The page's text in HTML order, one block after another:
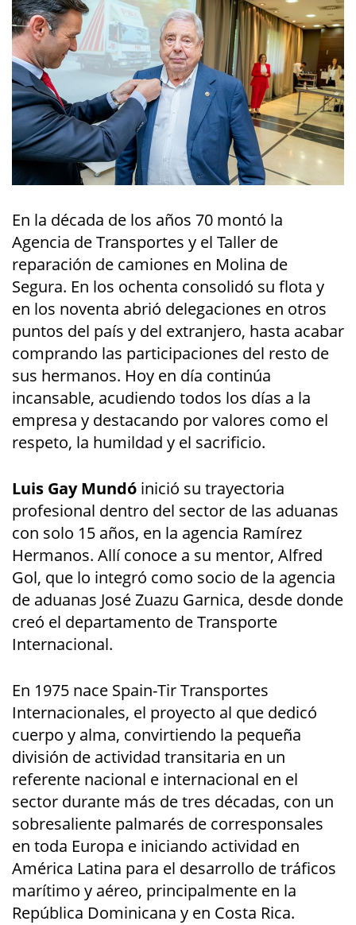
En la década de los años 70 montó la
Agencia de Transportes y el Taller de
reparación de camiones en Molina de
Segura. En los ochenta consolidó su flota y
en los noventa abrió delegaciones en otros
puntos del país y del extranjero, hasta acabar
comprando las participaciones del resto de
sus hermanos. Hoy en día continúa
incansable, acudiendo todos los días a la
empresa y destacando por valores como el
respeto, la humildad y el sacrificio.
Luis Gay Mundó inició su trayectoria
profesional dentro del sector de las aduanas
con solo 15 años, en la agencia Ramírez
Hermanos. Allí conoce a su mentor, Alfred
Gol, que lo integró como socio de la agencia
de aduanas José Zuazu Garnica, desde donde
creó el departamento de Transporte
Internacional.
En 1975 nace Spain-Tir Transportes
Internacionales, el proyecto al que dedicó
cuerpo y alma, convirtiendo la pequeña
división de actividad transitaria en un
referente nacional e internacional en el
sector durante más de tres décadas, con un
sobresaliente palmarés de corresponsales
en toda Europa e iniciando actividad en
América Latina para el desarrollo de tráficos
marítimo y aéreo, principalmente en la
República Dominicana y en Costa Rica.